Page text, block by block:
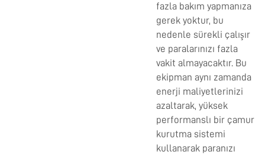
fazla bakım yapmanıza
gerek yoktur, bu
nedenle sürekli çalışır
ve paralarınızı fazla
vakit almayacaktır. Bu
ekipman aynı zamanda
enerji maliyetlerinizi
azaltarak, yüksek
performanslı bir çamur
kurutma sistemi
kullanarak paranızı